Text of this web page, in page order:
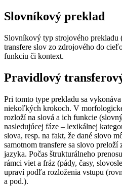
Slovníkový preklad
Slovníkový typ strojového prekladu
transfere slov zo zdrojového do
funkciu či kontext.
Pravidlový
Pri tomto type prekladu sa
niekoľkých krokoch. V
rozloží na slová a ich funkcie
nasledujúcej fáze – lexikálnej
slova, resp. na fakt, že dané slovo
samotnom transfere sa slovo
jazyka. Počas štrukturálneho
rámci viet a fráz (pády, časy,
upraví podľa rozloženia vstupu
a pod.).